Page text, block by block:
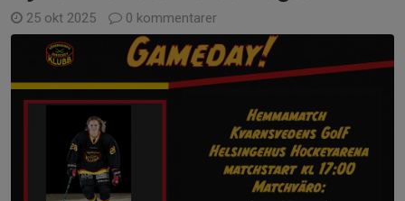
25 okt 2025 0 kommentarer